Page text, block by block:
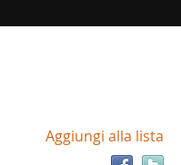
Aggiungi alla lista